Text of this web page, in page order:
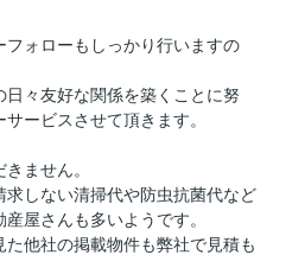
ォローもしっかり行いますの
々友好な関係を築くことに努
ービスさせて頂きます。
ません。
求しない清掃代や防虫抗菌代など
屋さんも多いようです。
た他社の掲載物件も弊社で見積も